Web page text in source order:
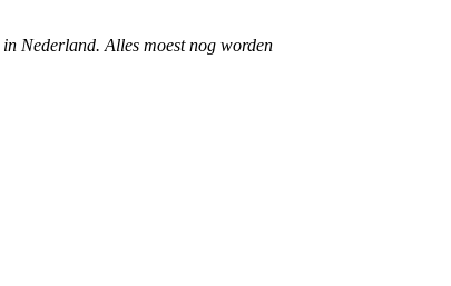
Nederland. Alles moest nog worden